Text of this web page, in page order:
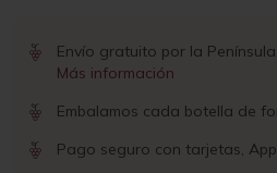
Envío gratuito por la
Más información
Embalamos cada botella de
Pago seguro con tarjetas,